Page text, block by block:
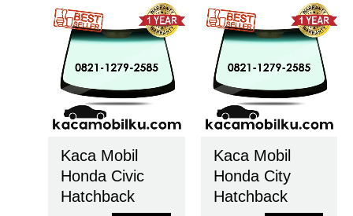
Kaca Mobil
Honda Civic
Hatchback
Kaca Mobil
Honda City
Hatchback